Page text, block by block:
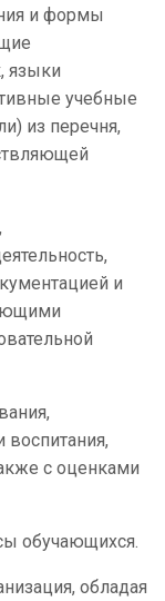
и формы
языки
учебные
из перечня,
и
с оценками
обучающихся.
обладая